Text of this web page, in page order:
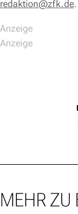
redaktion@zfk.de.
MEHR ZU